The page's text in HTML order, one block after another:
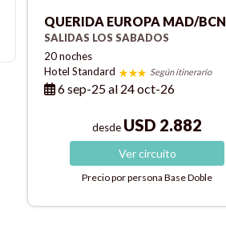
QUERIDA EUROPA MAD/BCN
SALIDAS LOS SABADOS
20 noches
Hotel Standard
Según itinerario
6 sep-25 al 24 oct-26
desde USD 2.882
Vercircuito
Precio por persona Base Doble